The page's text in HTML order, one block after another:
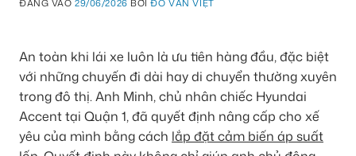
ĐĂNG VÀO29/06/2026 BỞIĐỖ VĂN VIỆT
An toàn khi lái xe luôn là ưu tiên hàng đầu, đặc biệt
với những chuyến đi dài hay di chuyển thường xuyên
trong đô thị. Anh Minh, chủ nhân chiếc Hyundai
Accent tại Quận 1, đã quyết định nâng cấp cho xế
yêu của mình bằng cách lắp đặt cảm biến áp suất